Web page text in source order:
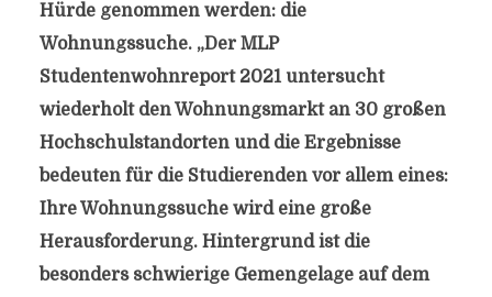
Hürde genommen werden: die
Wohnungssuche. „Der MLP
Studentenwohnreport 2021 untersucht
wiederholt den Wohnungsmarkt an 30 großen
Hochschulstandorten und die Ergebnisse
bedeuten für die Studierenden vor allem eines:
Ihre Wohnungssuche wird eine große
Herausforderung. Hintergrund ist die
besonders schwierige Gemengelage auf dem